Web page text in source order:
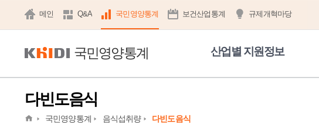
메인 Q&A 국민영양통계 보건산업통계 규제개혁마당
국민영양통계 산업별 지원정보
다빈도음식
home국민영양통계 음식섭취량 다빈도음식